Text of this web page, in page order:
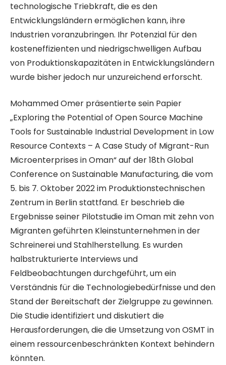
technologische Triebkraft, die es den
Entwicklungsländern ermöglichen kann, ihre
Industrien voranzubringen. Ihr Potenzial für den
kosteneffizienten und niedrigschwelligen Aufbau
von Produktionskapazitäten in Entwicklungsländern
wurde bisher jedoch nur unzureichend erforscht.
Mohammed Omer präsentierte sein Papier
„Exploring the Potential of Open Source Machine
Tools for Sustainable Industrial Development in Low
Resource Contexts – A Case Study of Migrant-Run
Microenterprises in Oman“ auf der 18th Global
Conference on Sustainable Manufacturing, die vom
5. bis 7. Oktober 2022 im Produktionstechnischen
Zentrum in Berlin stattfand. Er beschrieb die
Ergebnisse seiner Pilotstudie im Oman mit zehn von
Migranten geführten Kleinstunternehmen in der
Schreinerei und Stahlherstellung. Es wurden
halbstrukturierte Interviews und
Feldbeobachtungen durchgeführt, um ein
Verständnis für die Technologiebedürfnisse und den
Stand der Bereitschaft der Zielgruppe zu gewinnen.
Die Studie identifiziert und diskutiert die
Herausforderungen, die die Umsetzung von OSMT in
einem ressourcenbeschränkten Kontext behindern
könnten.